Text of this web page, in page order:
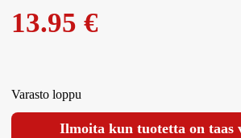
13.95€
Varasto loppu
Ilmoita kun tuotetta on taas